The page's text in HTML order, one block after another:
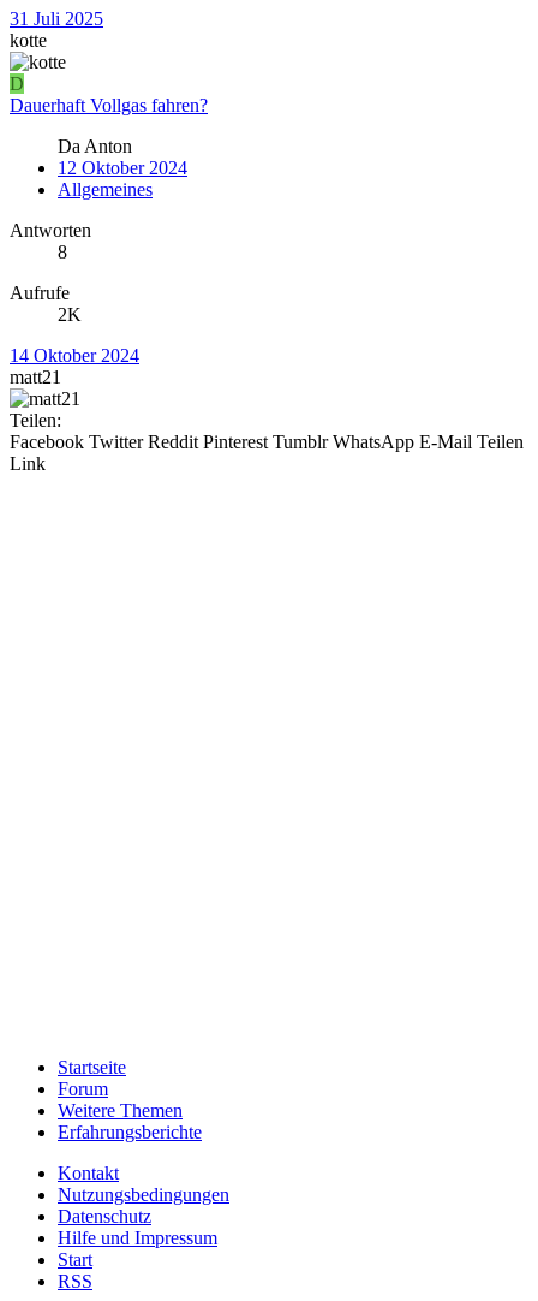
31 Juli 2025
kotte
D
Dauerhaft Vollgas fahren?
Da Anton
12 Oktober 2024
Allgemeines
Antworten
8
Aufrufe
2K
14 Oktober 2024
matt21
Teilen:
Facebook Twitter Reddit Pinterest Tumblr WhatsApp E-Mail Teilen
Link
Startseite
Forum
Weitere Themen
Erfahrungsberichte
Kontakt
Nutzungsbedingungen
Datenschutz
Hilfe und Impressum
Start
RSS